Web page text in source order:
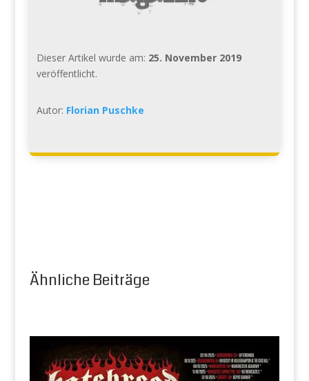
Dieser Artikel wurde am: 25. November 2019
veröffentlicht.
Autor: Florian Puschke
Ähnliche Beiträge